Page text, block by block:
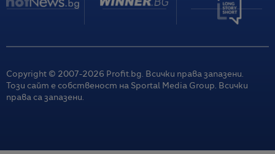
Copyright © 2007-2026 Profit.bg. Всички права запазени.
Този сайт е собственост на Sportal Media Group. Всички
права са запазени.